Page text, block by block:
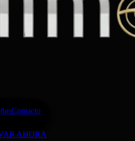
Contacto
AHORA